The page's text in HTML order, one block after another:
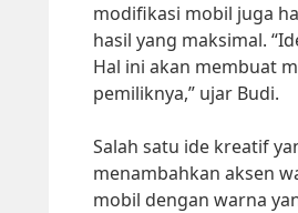
modifikasi mobil juga
hasil yang maksimal.
Hal ini akan membuat
pemiliknya,” ujar Budi.
Salah satu ide kreatif
menambahkan aksen
mobil dengan warna